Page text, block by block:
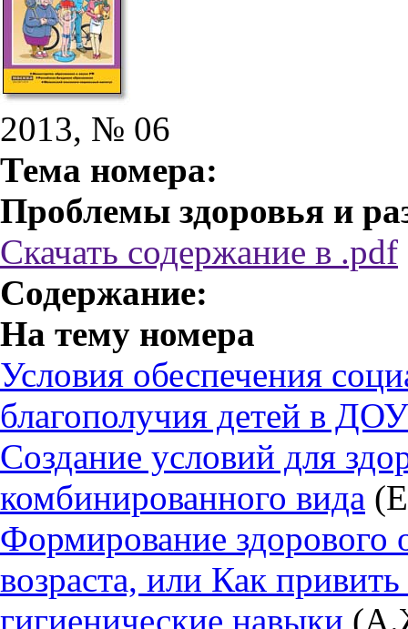
2013, № 06
Тема номера:
Проблемы здоровья и
Скачать содержание в .pdf
Содержание:
На тему номера
Условия обеспечения
благополучия детей в ДОУ
Создание условий для
комбинированного вида
Формирование здорового
возраста, или Как
гигиенические навыки